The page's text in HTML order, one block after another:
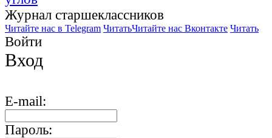
Журнал старшекласcников
Читайте нас в Telegram ЧитатьЧитайте нас Вконтакте Читать
Войти
Вход
E-mail:
Пароль: